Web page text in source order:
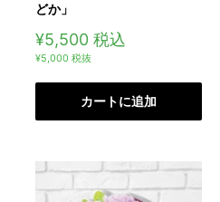
どか」
販
売
格
¥5,500 税込
¥5,000 税抜
カートに追加